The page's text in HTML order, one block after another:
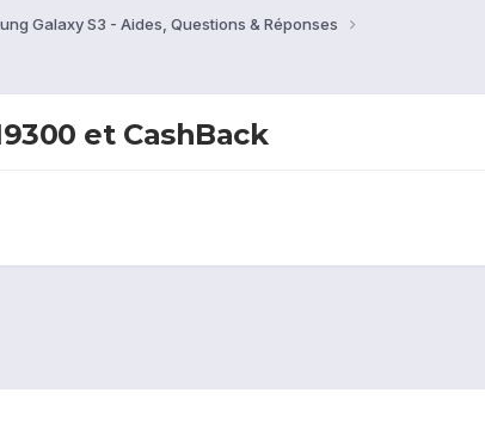
Galaxy S3 - Aides, Questions & Réponses
et CashBack